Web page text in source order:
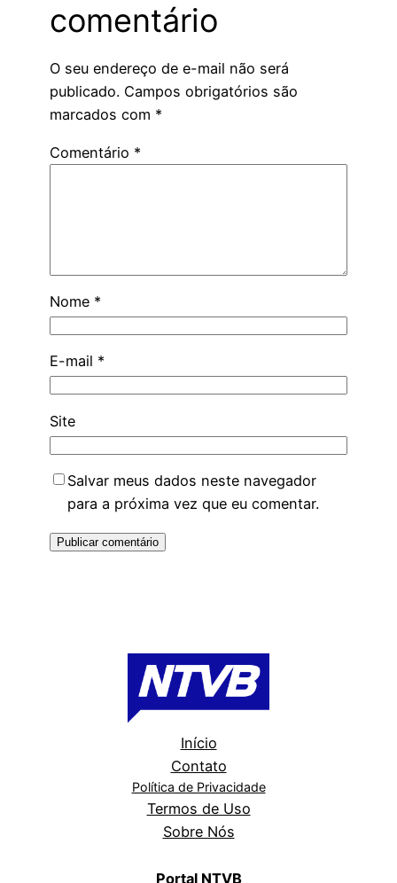
comentário
O seu endereço de e-mail não será
publicado. Campos obrigatórios são
marcados com *
Comentário *
Nome *
E-mail *
Site
Salvar meus dados neste navegador
para a próxima vez que eu comentar.
Início
Contato
Política de Privacidade
Termos de Uso
Sobre Nós
Portal NTVB